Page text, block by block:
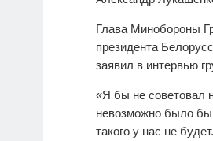
Глава Минобороны
президента
заявил в интервью
«Я бы не советовал
невозможно было бы
такого у нас не